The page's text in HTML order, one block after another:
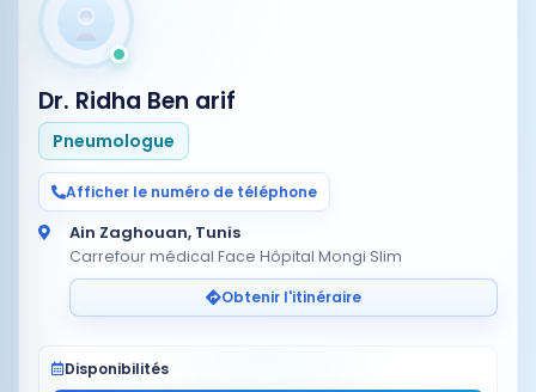
Dr. Ridha Ben arif
Pneumologue
Afficher le numéro de téléphone
Ain Zaghouan, Tunis
Carrefour médical Face Hôpital Mongi Slim
Obtenir l'itinéraire
Disponibilités